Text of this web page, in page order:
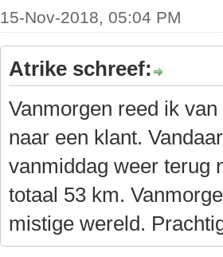
15-Nov-2018, 05:04 PM
Atrike schreef:
Vanmorgen reed ik
naar een klant.
vanmiddag weer terug
totaal 53 km.
mistige wereld.